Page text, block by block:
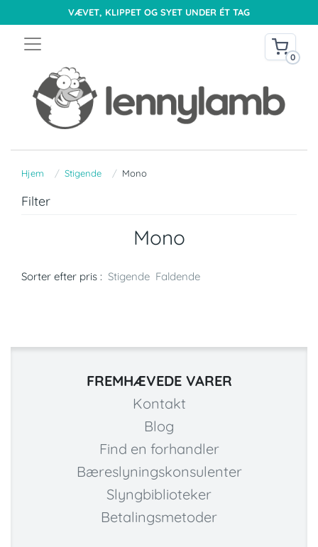
VÆVET, KLIPPET OG SYET UNDER ÉT TAG
0
Hjem Stigende Mono
Filter
Mono
Sorter efter pris : Stigende Faldende
FREMHÆVEDE VARER
Kontakt
Blog
Find en forhandler
Bæreslyningskonsulenter
Slyngbiblioteker
Betalingsmetoder